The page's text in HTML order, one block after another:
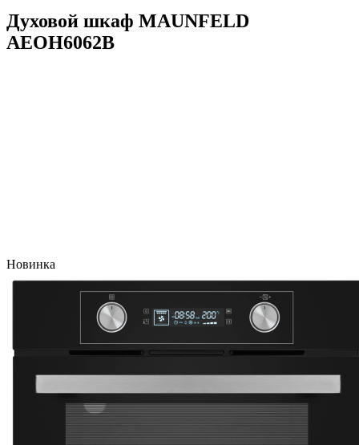
Духовой шкаф MAUNFELD
AEOH6062B
Новинка